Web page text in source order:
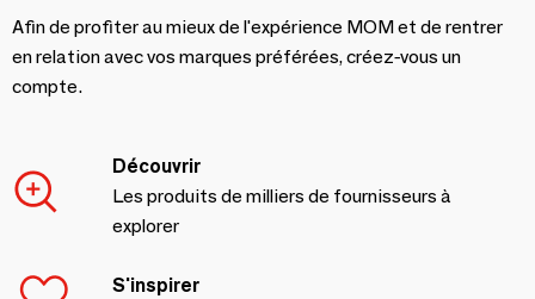
Afin de profiter au mieux de l'expérience MOM et de rentrer
en relation avec vos marques préférées, créez-vous un
compte.
Découvrir
Les produits de milliers de fournisseurs à
explorer
S'inspirer